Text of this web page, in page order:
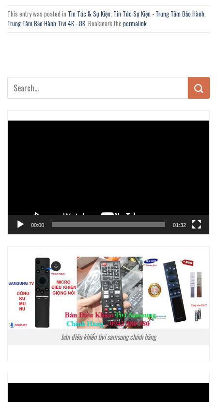
This entry was posted in Tin Tức & Sự Kiện Tin Tức Sự Kiện - Trung Tâm Bảo Hành
Trung Tâm Bảo Hành Tivi 4K - 8K . Bookmark the permalink
00:00 01:32
bán điều khiển tivi samsung chính hãng